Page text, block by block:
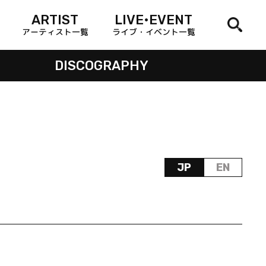
ARTIST
アーティスト一覧
LIVE•EVENT
ライブ・イベント一覧
DISCOGRAPHY
JP EN